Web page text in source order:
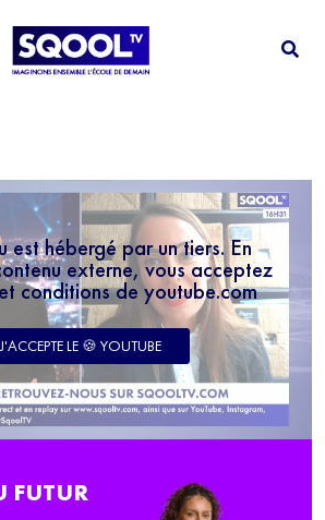
est hébergé par un tiers. En
externe, vous acceptez
conditions de youtube.com
J'ACCEPTE LE 🍪 YOUTUBE
FUTUR